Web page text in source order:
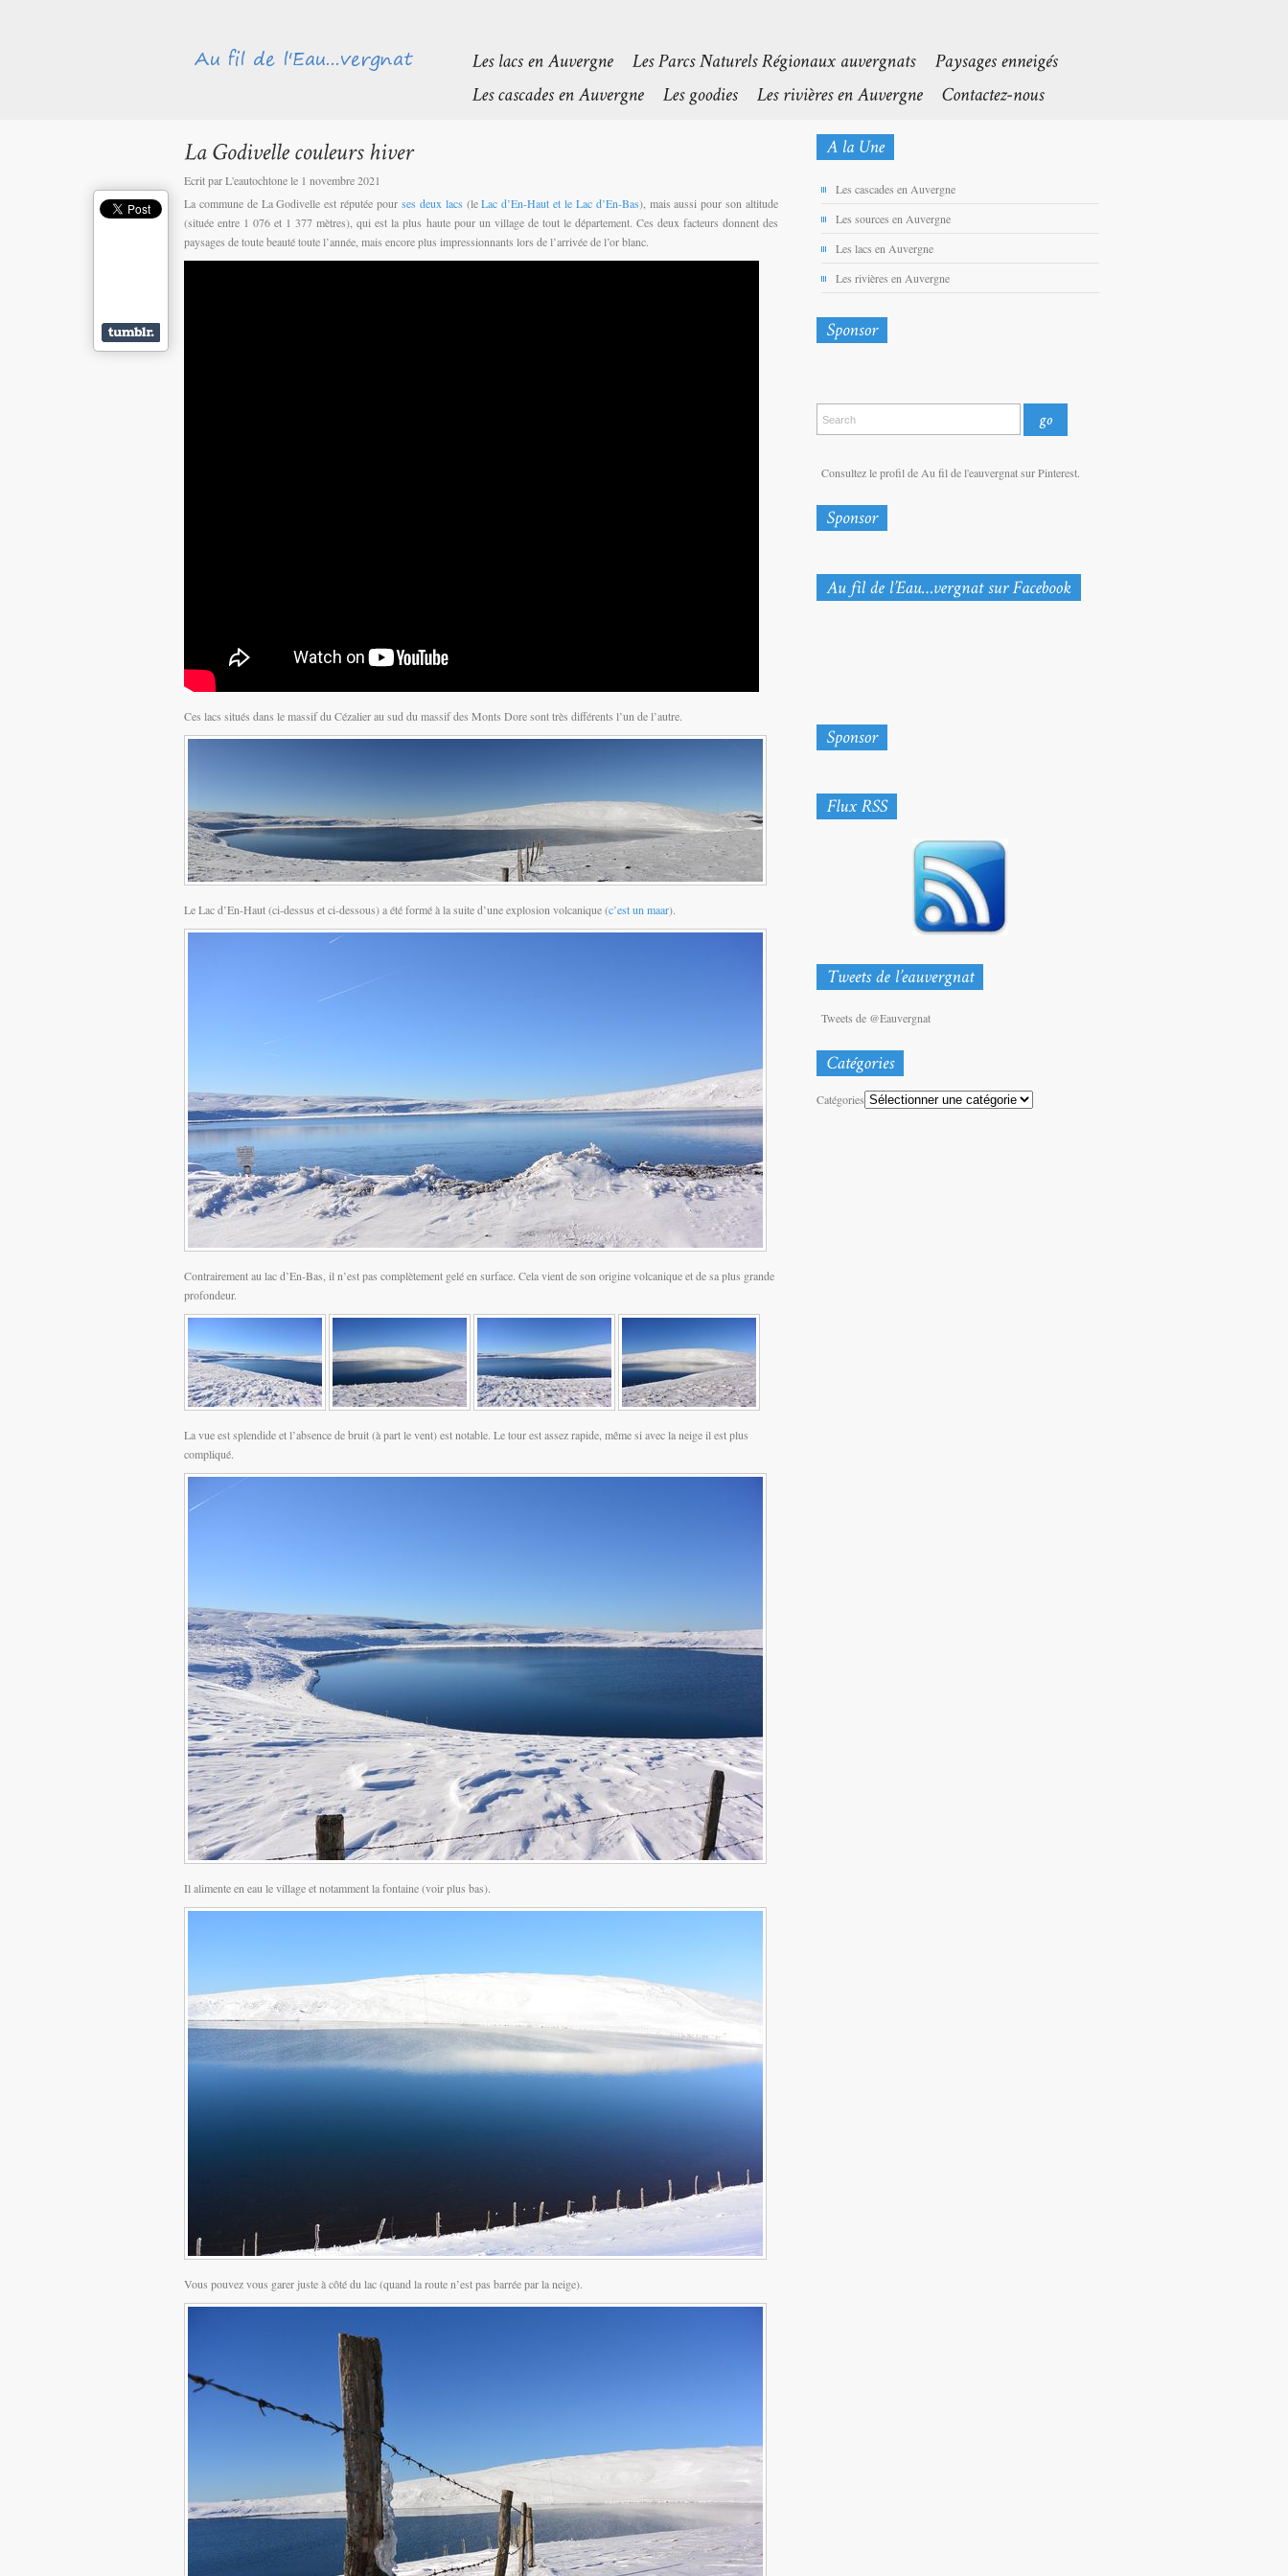
Ecrit par L'eautochtone le 1 novembre 2021
La commune de La Godivelle est réputée pour ses deux lacs (leLac d’En-Haut et le Lac d’En-Bas), mais aussi pour son altitude
(située entre 1 076 et 1 377 mètres), qui est la plus haute pour un village de tout le département. Ces deux facteurs donnent des
paysages de toute beauté toute l’année, mais encore plus impressionnants lors de l’arrivée de l’or blanc.
Ces lacs situés dans le massif du Cézalier au sud du massif des Monts Dore sont très différents l’un de l’autre.
Le Lac d’En-Haut (ci-dessus et ci-dessous) a été formé à la suite d’une explosion volcanique (c’est un maar).
Contrairement au lac d’En-Bas, il n’est pas complètement gelé en surface. Cela vient de son origine volcanique et de sa plus grande
profondeur.
La vue est splendide et l’absence de bruit (à part le vent) est notable. Le tour est assez rapide, même si avec la neige il est plus
compliqué.
Il alimente en eau le village et notamment la fontaine (voir plus bas).
Vous pouvez vous garer juste à côté du lac (quand la route n’est pas barrée par la neige).
Les cascades en Auvergne
Les sources en Auvergne
Les lacs en Auvergne
Les rivières en Auvergne
Consultez le profil de Au fil de l'eauvergnat sur Pinterest.
Tweets de @Eauvergnat
Catégories